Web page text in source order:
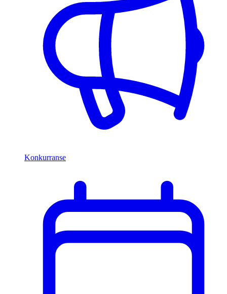
Konkurranse